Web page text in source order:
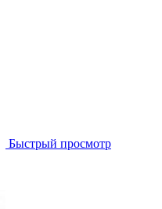
Быстрый просмотр